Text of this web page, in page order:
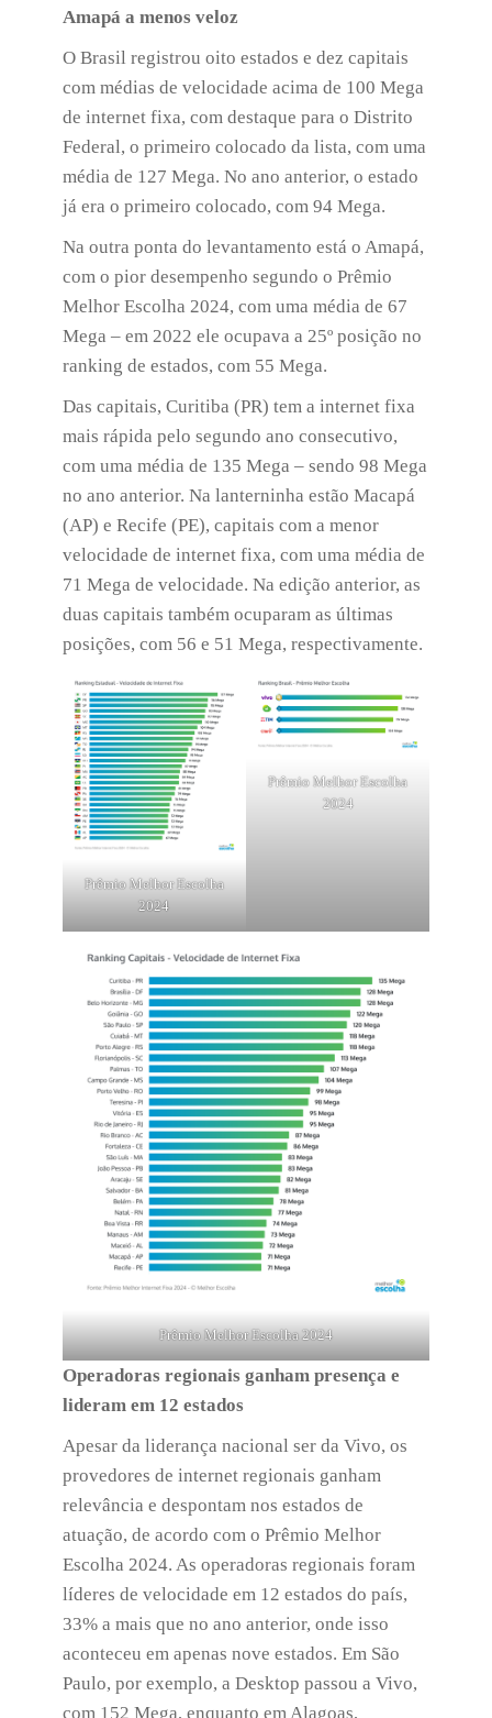
Amapá a menos veloz
O Brasil registrou oito estados e dez capitais
com médias de velocidade acima de 100 Mega
de internet fixa, com destaque para o Distrito
Federal, o primeiro colocado da lista, com uma
média de 127 Mega. No ano anterior, o estado
já era o primeiro colocado, com 94 Mega.
Na outra ponta do levantamento está o Amapá,
com o pior desempenho segundo o Prêmio
Melhor Escolha 2024, com uma média de 67
Mega – em 2022 ele ocupava a 25º posição no
ranking de estados, com 55 Mega.
Das capitais, Curitiba (PR) tem a internet fixa
mais rápida pelo segundo ano consecutivo,
com uma média de 135 Mega – sendo 98 Mega
no ano anterior. Na lanterninha estão Macapá
(AP) e Recife (PE), capitais com a menor
velocidade de internet fixa, com uma média de
71 Mega de velocidade. Na edição anterior, as
duas capitais também ocuparam as últimas
posições, com 56 e 51 Mega, respectivamente.
Prêmio Melhor Escolha
2024
Prêmio Melhor Escolha
2024
Prêmio Melhor Escolha 2024
Operadoras regionais ganham presença e
lideram em 12 estados
Apesar da liderança nacional ser da Vivo, os
provedores de internet regionais ganham
relevância e despontam nos estados de
atuação, de acordo com o Prêmio Melhor
Escolha 2024. As operadoras regionais foram
líderes de velocidade em 12 estados do país,
33% a mais que no ano anterior, onde isso
aconteceu em apenas nove estados. Em São
Paulo, por exemplo, a Desktop passou a Vivo,
com 152 Mega, enquanto em Alagoas,